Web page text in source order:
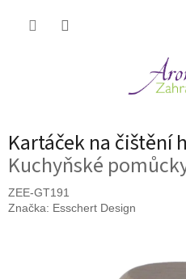
Kartáček na čištění
Kuchyňské
ZEE-GT191
Značka: Esschert Design